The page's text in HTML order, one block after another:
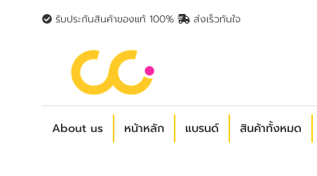
รับประกันสินค้าของแท้ 100% ส่งเร็วทันใจ
About us หน้าหลัก แบรนด์ สินค้าทั้งหมด